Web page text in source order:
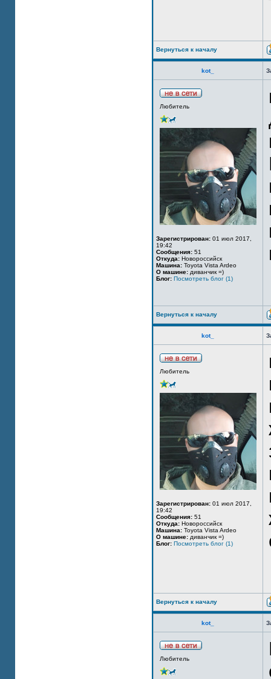
Вернуться к началу
kot_
Любитель
Зарегистрирован: 01 июл 2017,
19:42
Сообщения: 51
Откуда: Новороссийск
Машина: Toyota Vista Ardeo
О машине: диванчик =)
Блог: Посмотреть блог (1)
Вернуться к началу
kot_
Любитель
Зарегистрирован: 01 июл 2017,
19:42
Сообщения: 51
Откуда: Новороссийск
Машина: Toyota Vista Ardeo
О машине: диванчик =)
Блог: Посмотреть блог (1)
Вернуться к началу
kot_
Любитель